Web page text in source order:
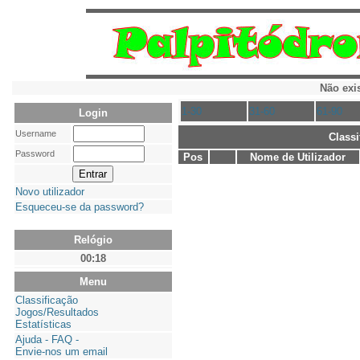
Não
Login
Username
Password
Novo utilizador
Esqueceu-se da password?
Relógio
00:18
Menu
Classificação
Jogos/Resultados
Estatísticas
Ajuda - FAQ -
Envie-nos um email
1-30 31-60 61-90
Pos
Nome de Utilizador